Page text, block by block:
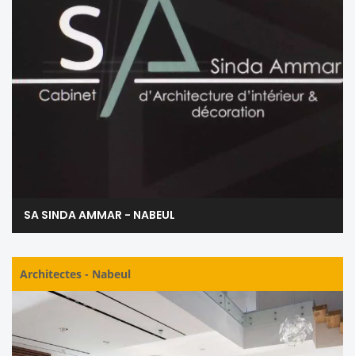
SA SINDA AMMAR - NABEUL
Architectes - Nabeul